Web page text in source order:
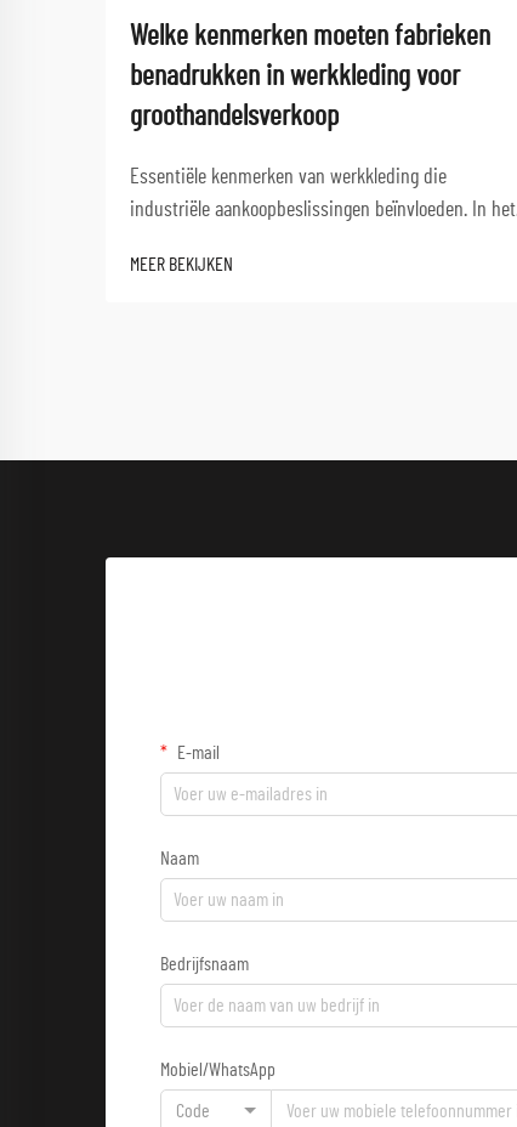
Welke kenmerken moeten fabrieken
benadrukken in werkkleding voor
groothandelsverkoop
Essentiële kenmerken van werkkleding die
industriële aankoopbeslissingen beïnvloeden. In het
keuze van de juiste werkkleding voor groothandel
MEER BEKIJKEN
E-mail
Naam
Bedrijfsnaam
Mobiel/WhatsApp
Code